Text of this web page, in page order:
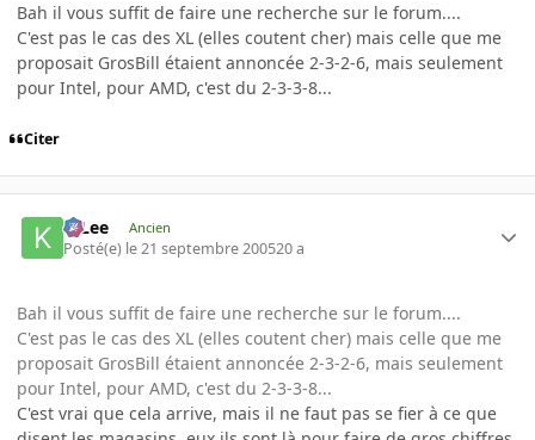
Bah il vous suffit de faire une recherche sur le forum....
C'est pas le cas des XL (elles coutent cher) mais celle que me
proposait GrosBill étaient annoncée 2-3-2-6, mais seulement
pour Intel, pour AMD, c'est du 2-3-3-8...
Citer
K-Lee Ancien
Posté(e) le 21 septembre 200520 a
Bah il vous suffit de faire une recherche sur le forum....
C'est pas le cas des XL (elles coutent cher) mais celle que me
proposait GrosBill étaient annoncée 2-3-2-6, mais seulement
pour Intel, pour AMD, c'est du 2-3-3-8...
C'est vrai que cela arrive, mais il ne faut pas se fier à ce que